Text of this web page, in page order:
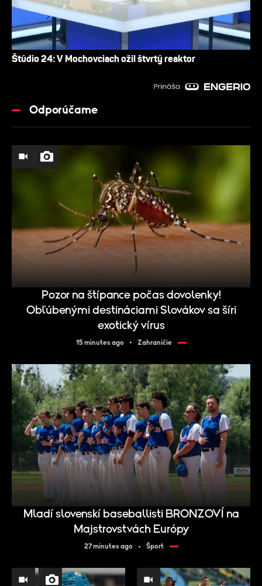
Štúdio 24: V Mochovciach ožil štvrtý reaktor
Odporúčame
Pozor na štípance počas dovolenky!
Obľúbenými destináciami Slovákov sa šíri
exotický vírus
15 minutes ago Zahraničie
Mladí slovenskí baseballisti BRONZOVÍ na
Majstrovstvách Európy
27 minutes ago Šport